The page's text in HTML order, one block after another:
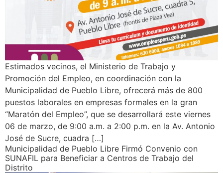
Estimados vecinos, el Ministerio de Trabajo y
Promoción del Empleo, en coordinación con la
Municipalidad de Pueblo Libre, ofrecerá más de 800
puestos laborales en empresas formales en la gran
“Maratón del Empleo”, que se desarrollará este viernes
06 de marzo, de 9:00 a.m. a 2:00 p.m. en la Av. Antonio
José de Sucre, cuadra […]
Municipalidad de Pueblo Libre Firmó Convenio con
SUNAFIL para Beneficiar a Centros de Trabajo del
Distrito